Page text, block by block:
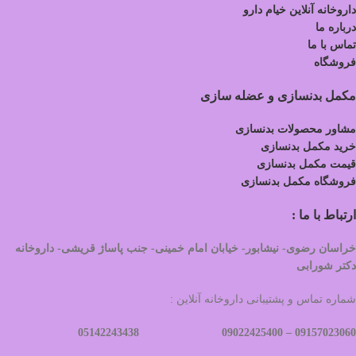
داروخانه آنلاین خیام دارو
درباره ما
تماس با ما
فروشگاه
مکمل بدنسازی و عضله سازی
مشاور محصولات بدنسازی
خرید مکمل بدنسازی
قیمت مکمل بدنسازی
فروشگاه مکمل بدنسازی
ارتباط با ما :
خراسان رضوی- نیشابور- خیابان امام خمینی- جنب پاساژ قریشی- داروخانه
دکتر شورابی
شماره تماس و پشتیبانی داروخانه آنلاین :
09157023060 –